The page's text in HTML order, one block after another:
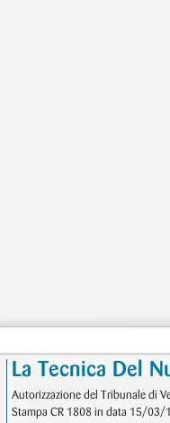
La Tecnica Del
Autorizzazione del Tribunale di
Stampa CR 1808 in data 15/03/